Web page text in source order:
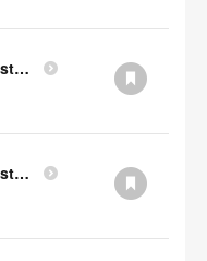
Brochure Viccarbe Fauteuil Sistema Legs (en anglais)
Brochure Viccarbe Fauteuil Sistema Floor (en anglais)